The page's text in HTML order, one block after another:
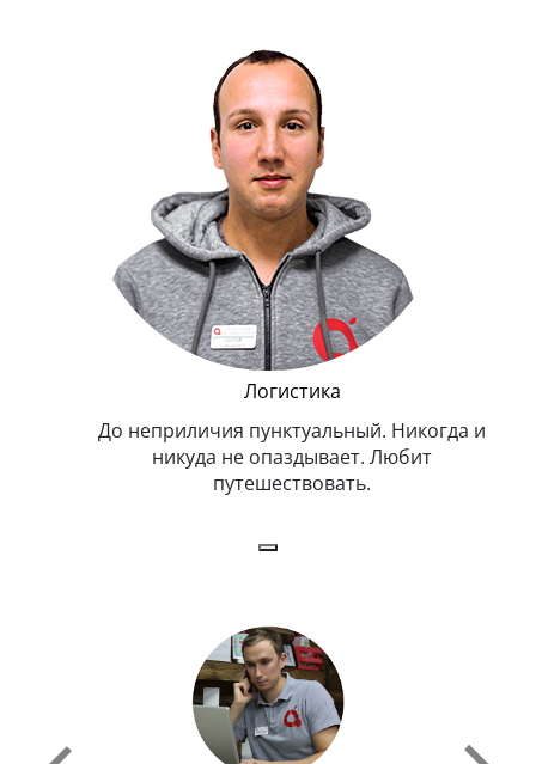
Логистика
До неприличия пунктуальный. Никогда и
никуда не опаздывает. Любит
путешествовать.